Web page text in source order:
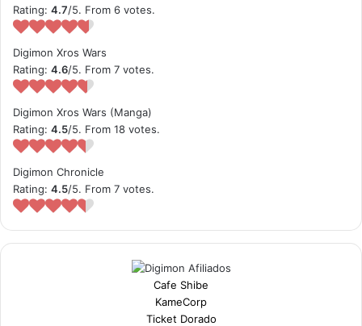
Rating: 4.7/5. From 6 votes.
Digimon Xros Wars
Rating: 4.6/5. From 7 votes.
Digimon Xros Wars (Manga)
Rating: 4.5/5. From 18 votes.
Digimon Chronicle
Rating: 4.5/5. From 7 votes.
Cafe Shibe
KameCorp
Ticket Dorado